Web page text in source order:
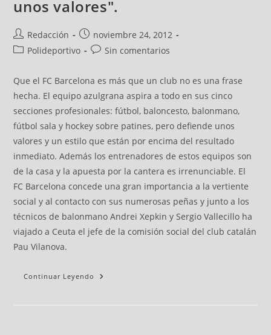
unos valores".
Redacción
noviembre 24, 2012
Polideportivo
Sin comentarios
Que el FC Barcelona es más que un club no es una frase
hecha. El equipo azulgrana aspira a todo en sus cinco
secciones profesionales: fútbol, baloncesto, balonmano,
fútbol sala y hockey sobre patines, pero defiende unos
valores y un estilo que están por encima del resultado
inmediato. Además los entrenadores de estos equipos son
de la casa y la apuesta por la cantera es irrenunciable. El
FC Barcelona concede una gran importancia a la vertiente
social y al contacto con sus numerosas peñas y junto a los
técnicos de balonmano Andrei Xepkin y Sergio Vallecillo ha
viajado a Ceuta el jefe de la comisión social del club catalán
Pau Vilanova.
Continuar Leyendo